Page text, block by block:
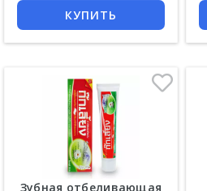
КУПИТЬ
Зубная отбеливающая